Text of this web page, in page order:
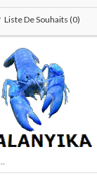
Liste De Souhaits (0)